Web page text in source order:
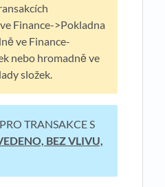
Finance->Pokladna
ve Finance-
nebo hromadně ve
složek.
TRANSAKCE S
BEZ VLIVU,